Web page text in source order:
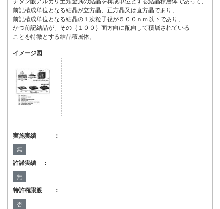
チタン酸アルカリ土類金属の結晶を構成単位とする結晶積層体であって、
前記構成単位となる結晶が立方晶、正方晶又は直方晶であり、
前記構成単位となる結晶の１次粒子径が５００ｎｍ以下であり、
かつ前記結晶が、その｛１００｝面方向に配向して積層されている
ことを特徴とする結晶積層体。
イメージ図
実施実績 ：
無
許諾実績 ：
無
特許権譲渡 ：
否